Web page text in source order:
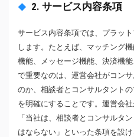
2. サービス内容条項
サービス内容条項では、プラッ
します。たとえば、マッチング
機能、メッセージ機能、決済機
で重要なのは、運営会社がコン
のか、相談者とコンサルタント
を明確にすることです。運営会
「当社は、相談者とコンサルタ
はならない」といった条項を設